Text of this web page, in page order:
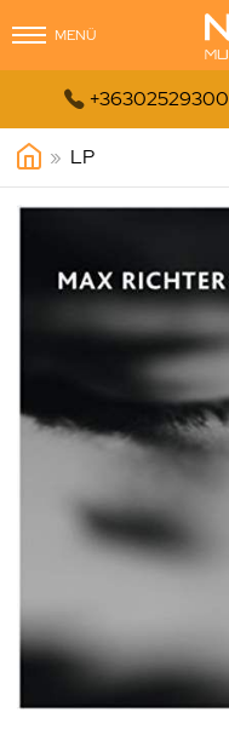
MENÜ
 +36302529300
» LP